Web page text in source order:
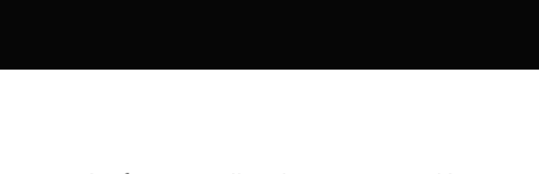
Histoire